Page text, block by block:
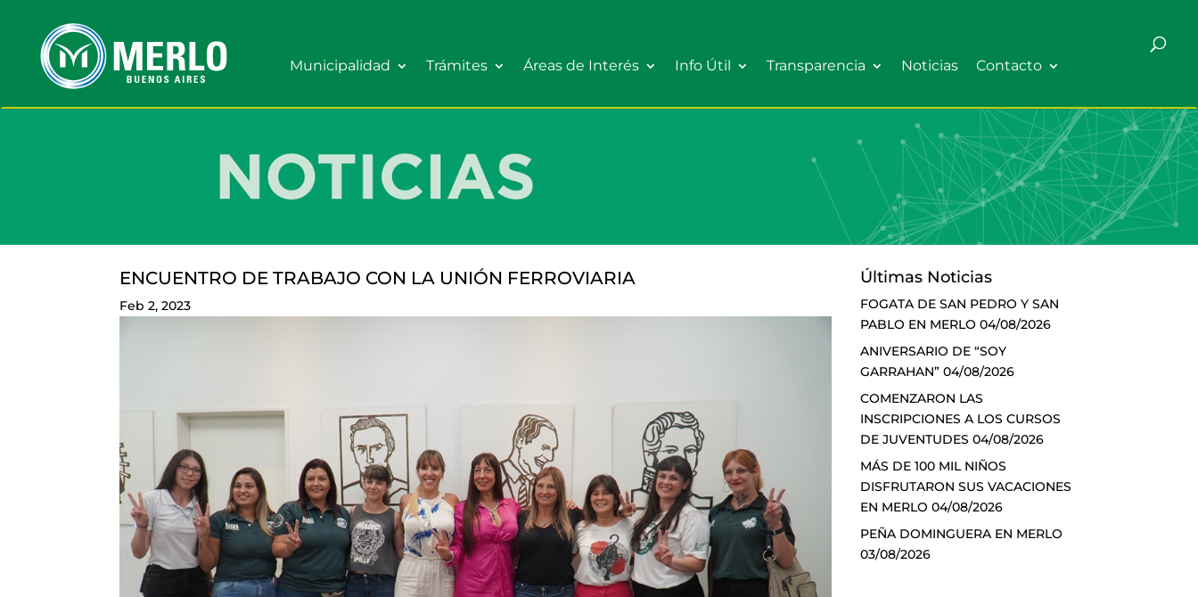
Municipalidad Trámites Áreas de Interés Info Útil Transparencia Noticias Contacto
ENCUENTRO DE TRABAJO CON LA UNIÓN FERROVIARIA
Feb 2, 2023
Últimas Noticias
FOGATA DE SAN PEDRO Y SAN
PABLO EN MERLO 04/08/2026
ANIVERSARIO DE “SOY
GARRAHAN” 04/08/2026
COMENZARON LAS
INSCRIPCIONES A LOS CURSOS
DE JUVENTUDES 04/08/2026
MÁS DE 100 MIL NIÑOS
DISFRUTARON SUS VACACIONES
EN MERLO 04/08/2026
PEÑA DOMINGUERA EN MERLO
03/08/2026